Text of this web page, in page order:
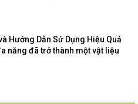
Hướng Dẫn Sử Dụng Hiệu Quả
năng đã trở thành một vật liệu